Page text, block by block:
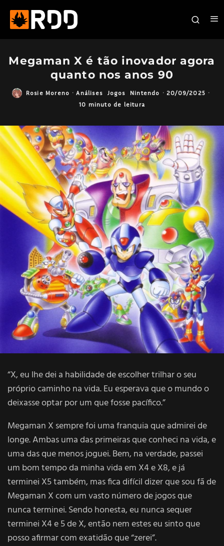
Megaman X é tão inovador agora
quanto nos anos 90
Rosie Moreno · Análises Jogos Nintendo · 20/09/2025 ·
10 minuto de leitura
“X, eu lhe dei a habilidade de escolher trilhar o seu
próprio caminho na vida. Eu esperava que o mundo o
deixasse optar por um que fosse pacífico.”
Megaman X sempre foi uma franquia que admirei de
longe. Ambas uma das primeiras que conheci na vida, e
uma das que menos joguei. Bem, na verdade, passei
um bom tempo da minha vida em X4 e X8, e já
terminei X5 também, mas fica difícil dizer que sou fã de
Megaman X com um vasto número de jogos que
nunca terminei. Sendo honesta, eu nunca sequer
terminei X4 e 5 de X, então nem estes eu sinto que
posso afirmar com exatidão que “zerei”.